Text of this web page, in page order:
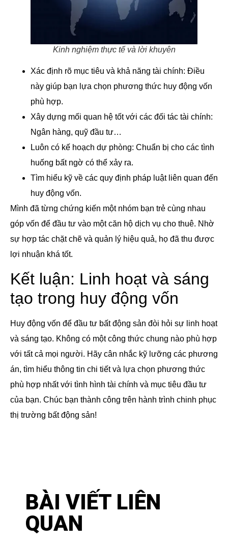
Kinh nghiệm thực tế và lời khuyên
Xác định rõ mục tiêu và khả năng tài chính: Điều
này giúp bạn lựa chọn phương thức huy động vốn
phù hợp.
Xây dựng mối quan hệ tốt với các đối tác tài chính:
Ngân hàng, quỹ đầu tư…
Luôn có kế hoạch dự phòng: Chuẩn bị cho các tình
huống bất ngờ có thể xảy ra.
Tìm hiểu kỹ về các quy định pháp luật liên quan đến
huy động vốn.
Mình đã từng chứng kiến một nhóm bạn trẻ cùng nhau
góp vốn để đầu tư vào một căn hộ dịch vụ cho thuê. Nhờ
sự hợp tác chặt chẽ và quản lý hiệu quả, họ đã thu được
lợi nhuận khá tốt.
Kết luận: Linh hoạt và sáng
tạo trong huy động vốn
Huy động vốn để đầu tư bất động sản đòi hỏi sự linh hoạt
và sáng tạo. Không có một công thức chung nào phù hợp
với tất cả mọi người. Hãy cân nhắc kỹ lưỡng các phương
án, tìm hiểu thông tin chi tiết và lựa chọn phương thức
phù hợp nhất với tình hình tài chính và mục tiêu đầu tư
của bạn. Chúc bạn thành công trên hành trình chinh phục
thị trường bất động sản!
BÀI VIẾT LIÊN
QUAN